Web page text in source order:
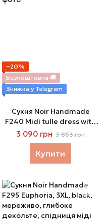
−20%
Безкоштовна 🚚
Знижка у Telegram
Сукня Noir Handmade
F240 Midi tulle dress with
velvet straps, 3XL
3 090 грн 3 863 грн
Купити